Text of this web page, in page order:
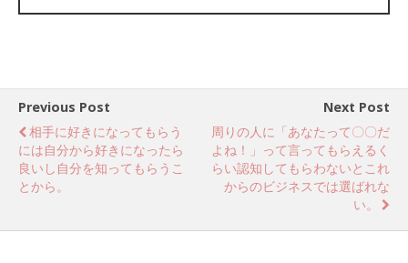
Previous Post
相手に好きになってもらう
には自分から好きになったら
良いし自分を知ってもらうこ
とから。
Next Post
周りの人に「あなたって〇〇だ
よね！」って言ってもらえるく
らい認知してもらわないとこれ
からのビジネスでは選ばれな
い。